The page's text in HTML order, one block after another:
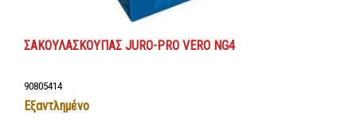
ΣΑΚΟΥΛΑΣΚΟΥΠΑΣ JURO-PRO VERO NG4
90805414
Εξαντλημένο